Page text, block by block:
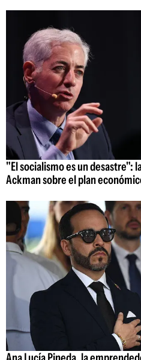
"El socialismo es un desastre":
Ackman sobre el plan